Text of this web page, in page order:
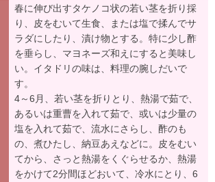
春に伸び出すタケノコ状の若い茎を折り採
り、皮をむいて生食、または塩で揉んでサ
ラダにしたり、漬け物とする。特に少し酢
を垂らし、マヨネーズ和えにすると美味し
い。イタドリの味は、料理の腕しだいで
す。
4～6月、若い茎を折りとり、熱湯で茹で、
あるいは重曹を入れて茹で、或いは少量の
塩を入れて茹で、流水にさらし、酢のも
の、煮ひたし、納豆あえなどに。皮をむい
てから、さっと熱湯をくぐらせるか、熱湯
をかけて2分間ほどおいて、冷水にとり、6